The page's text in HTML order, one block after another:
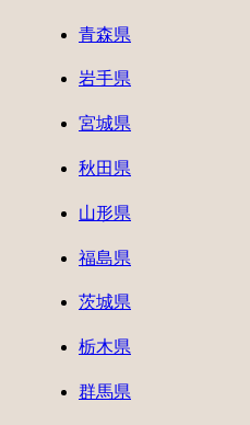
青森県
岩手県
宮城県
秋田県
山形県
福島県
茨城県
栃木県
群馬県